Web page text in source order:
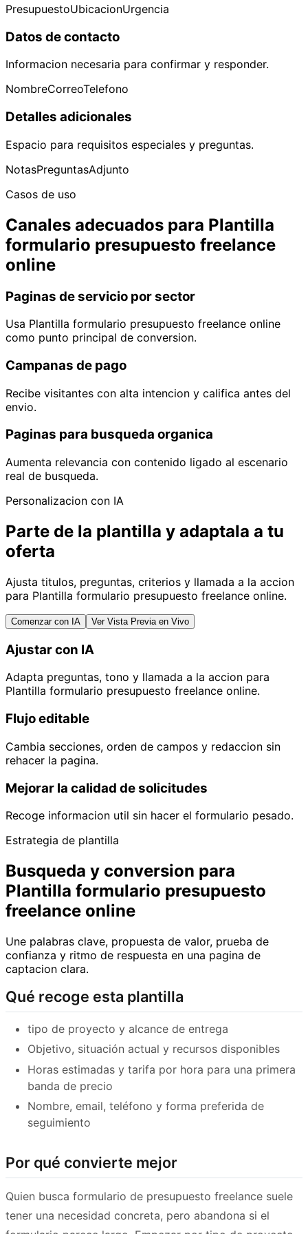
PresupuestoUbicacionUrgencia
Datos de contacto
Informacion necesaria para confirmar y responder.
NombreCorreoTelefono
Detalles adicionales
Espacio para requisitos especiales y preguntas.
NotasPreguntasAdjunto
Casos de uso
Canales adecuados para Plantilla
formulario presupuesto freelance
online
Paginas de servicio por sector
Usa Plantilla formulario presupuesto freelance online
como punto principal de conversion.
Campanas de pago
Recibe visitantes con alta intencion y califica antes del
envio.
Paginas para busqueda organica
Aumenta relevancia con contenido ligado al escenario
real de busqueda.
Personalizacion con IA
Parte de la plantilla y adaptala a tu
oferta
Ajusta titulos, preguntas, criterios y llamada a la accion
para Plantilla formulario presupuesto freelance online.
Comenzar con IA Ver Vista Previa en Vivo
Ajustar con IA
Adapta preguntas, tono y llamada a la accion para
Plantilla formulario presupuesto freelance online.
Flujo editable
Cambia secciones, orden de campos y redaccion sin
rehacer la pagina.
Mejorar la calidad de solicitudes
Recoge informacion util sin hacer el formulario pesado.
Estrategia de plantilla
Busqueda y conversion para
Plantilla formulario presupuesto
freelance online
Une palabras clave, propuesta de valor, prueba de
confianza y ritmo de respuesta en una pagina de
captacion clara.
Qué recoge esta plantilla
tipo de proyecto y alcance de entrega
Objetivo, situación actual y recursos disponibles
Horas estimadas y tarifa por hora para una primera
banda de precio
Nombre, email, teléfono y forma preferida de
seguimiento
Por qué convierte mejor
Quien busca formulario de presupuesto freelance suele
tener una necesidad concreta, pero abandona si el